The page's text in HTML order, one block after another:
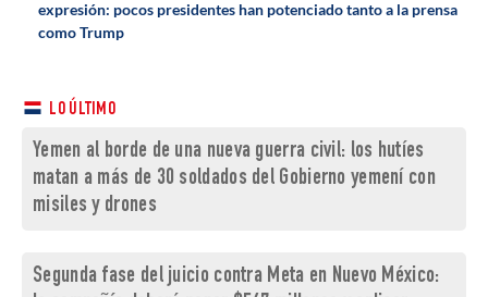
expresión: pocos presidentes han potenciado tanto a la prensa
como Trump
LO ÚLTIMO
Yemen al borde de una nueva guerra civil: los hutíes
matan a más de 30 soldados del Gobierno yemení con
misiles y drones
Segunda fase del juicio contra Meta en Nuevo México: